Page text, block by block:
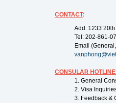
CONTACT:
Add: 1233
Tel: 202-861-
Email
CONSULAR
1. General
2. Visa
3. Feedback &